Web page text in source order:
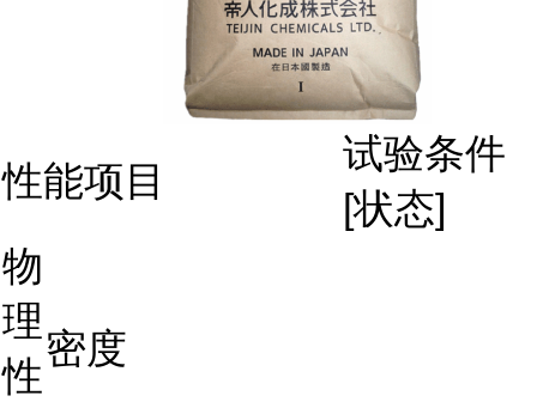
性能项目
试验条件
[状态]
物
理
性
密度